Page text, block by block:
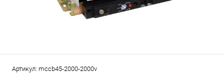
Артикул: mccb45-2000-2000v